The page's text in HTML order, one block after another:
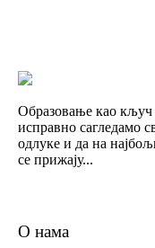
Образовање као кључ
исправно сагледамо
одлуке и да на
се прижају...
О нама